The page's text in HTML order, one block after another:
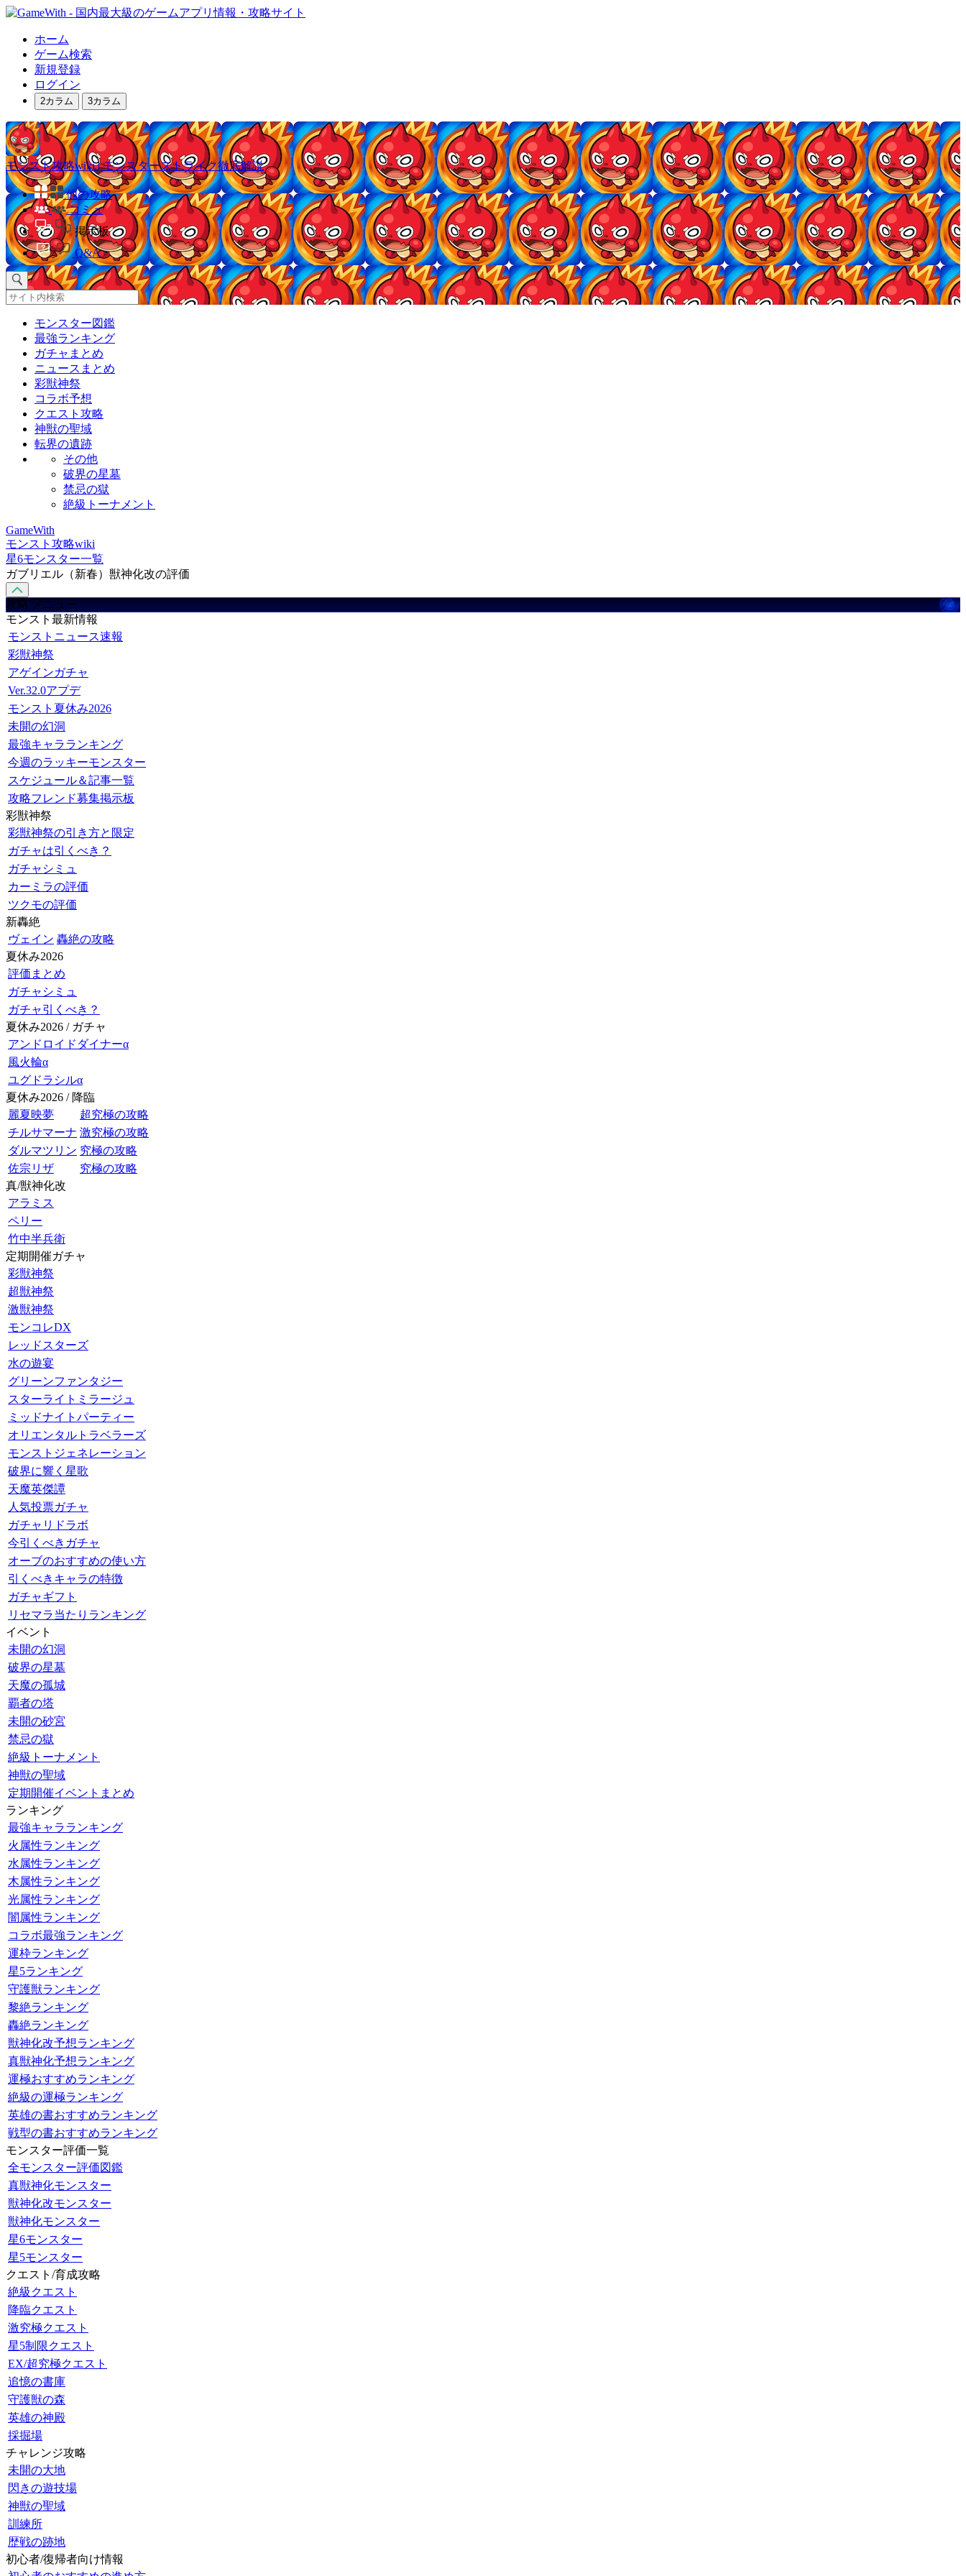
ホーム
ゲーム検索
新規登録
ログイン
2カラム 3カラム
モンスト攻略wiki | モンスターストライク徹底解説
他の攻略
コミュ
掲示板
Q&A
モンスター図鑑
最強ランキング
ガチャまとめ
ニュースまとめ
彩獣神祭
コラボ予想
クエスト攻略
神獣の聖域
転界の遺跡
その他
破界の星墓
禁忌の獄
絶級トーナメント
GameWith
モンスト攻略wiki
星6モンスター一覧
ガブリエル（新春）獣神化改の評価
攻略 メニュー
モンスト最新情報
モンストニュース速報
彩獣神祭
アゲインガチャ
Ver.32.0アプデ
モンスト夏休み2026
未開の幻洞
最強キャラランキング
今週のラッキーモンスター
スケジュール＆記事一覧
攻略フレンド募集掲示板
彩獣神祭
彩獣神祭の引き方と限定
ガチャは引くべき？
ガチャシミュ
カーミラの評価
ツクモの評価
新轟絶
ヴェイン 轟絶の攻略
夏休み2026
評価まとめ
ガチャシミュ
ガチャ引くべき？
夏休み2026 / ガチャ
アンドロイドダイナーα
風火輪α
ユグドラシルα
夏休み2026 / 降臨
麗夏映夢
超究極の攻略
チルサマーナ 激究極の攻略
ダルマツリン 究極の攻略
佐宗リザ
究極の攻略
真/獣神化改
アラミス
ペリー
竹中半兵衛
定期開催ガチャ
彩獣神祭
超獣神祭
激獣神祭
モンコレDX
レッドスターズ
水の遊宴
グリーンファンタジー
スターライトミラージュ
ミッドナイトパーティー
オリエンタルトラベラーズ
モンストジェネレーション
破界に響く星歌
天魔英傑譚
人気投票ガチャ
ガチャリドラボ
今引くべきガチャ
オーブのおすすめの使い方
引くべきキャラの特徴
ガチャギフト
リセマラ当たりランキング
イベント
未開の幻洞
破界の星墓
天魔の孤城
覇者の塔
未開の砂宮
禁忌の獄
絶級トーナメント
神獣の聖域
定期開催イベントまとめ
ランキング
最強キャラランキング
火属性ランキング
水属性ランキング
木属性ランキング
光属性ランキング
闇属性ランキング
コラボ最強ランキング
運枠ランキング
星5ランキング
守護獣ランキング
黎絶ランキング
轟絶ランキング
獣神化改予想ランキング
真獣神化予想ランキング
運極おすすめランキング
絶級の運極ランキング
英雄の書おすすめランキング
戦型の書おすすめランキング
モンスター評価一覧
全モンスター評価図鑑
真獣神化モンスター
獣神化改モンスター
獣神化モンスター
星6モンスター
星5モンスター
クエスト/育成攻略
絶級クエスト
降臨クエスト
激究極クエスト
星5制限クエスト
EX/超究極クエスト
追憶の書庫
守護獣の森
英雄の神殿
採掘場
チャレンジ攻略
未開の大地
閃きの遊技場
神獣の聖域
訓練所
歴戦の跡地
初心者/復帰者向け情報